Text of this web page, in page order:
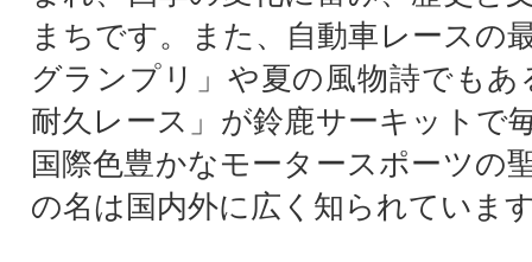
まちです。また、自動車レースの
グランプリ」や夏の風物詩でもあ
耐久レース」が鈴鹿サーキットで
国際色豊かなモータースポーツの
の名は国内外に広く知られていま